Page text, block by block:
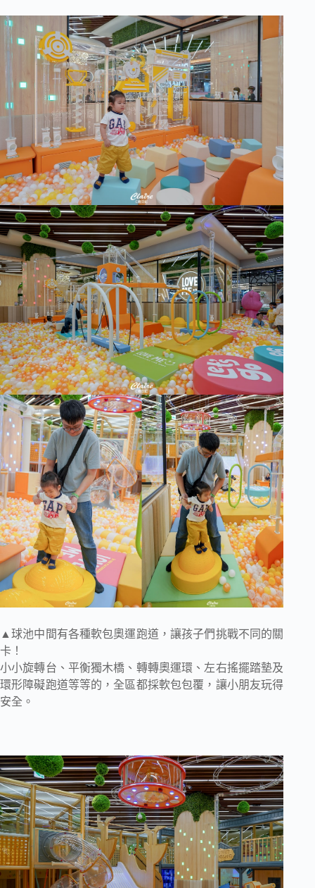
▲球池中間有各種軟包奧運跑道，讓孩子們挑戰不同的關
卡！
小小旋轉台、平衡獨木橋、轉轉奧運環、左右搖擺踏墊及
環形障礙跑道等等的，全區都採軟包包覆，讓小朋友玩得
安全。